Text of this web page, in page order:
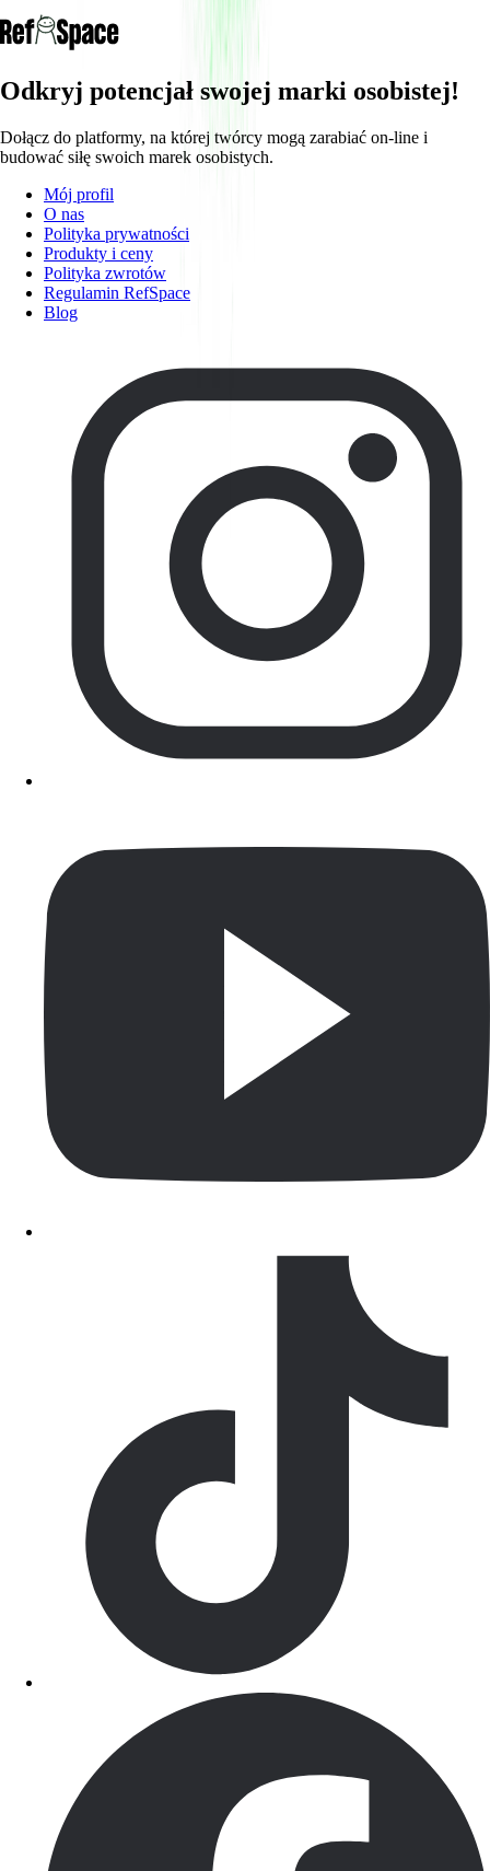
Odkryj potencjał swojej marki osobistej!
Dołącz do platformy, na której twórcy mogą zarabiać on-line i
budować siłę swoich marek osobistych.
Mój profil
O nas
Polityka prywatności
Produkty i ceny
Polityka zwrotów
Regulamin RefSpace
Blog